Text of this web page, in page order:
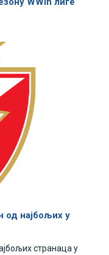
од најбољих у
странаца у